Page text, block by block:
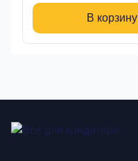
В корзину